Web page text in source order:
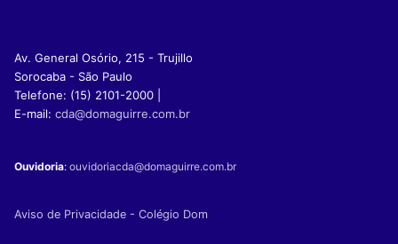
Av. General Osório, 215 - Trujillo
Sorocaba - São Paulo
Telefone: (15) 2101-2000 |
E-mail: cda@domaguirre.com.br
Ouvidoria: ouvidoriacda@domaguirre.com.br
Aviso de Privacidade - Colégio Dom